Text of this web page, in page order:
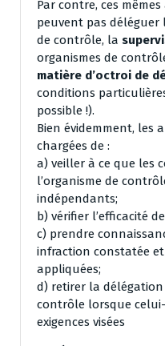
Par contre, ces
peuvent pas déléguer
de contrôle, la
organismes de
matière d’octroi de
conditions
possible !).
Bien évidemment, les
chargées de :
a) veiller à ce que les
l’organisme de
indépendants;
b) vérifier l’efficacité
c) prendre
infraction constatée et
appliquées;
d) retirer la délégation
contrôle lorsque
exigences visées